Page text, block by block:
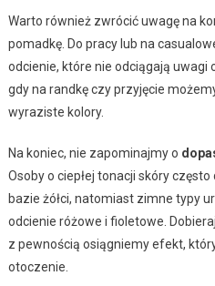
Warto również zwrócić uwagę na
pomadkę. Do pracy lub na
odcienie, które nie odciągają uwagi
gdy na randkę czy przyjęcie
wyraziste kolory.
Na koniec, nie zapominajmy o
Osoby o ciepłej tonacji skóry
bazie żółci, natomiast zimne typy
odcienie różowe i fioletowe.
z pewnością osiągniemy efekt,
otoczenie.